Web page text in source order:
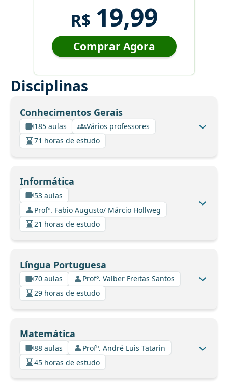
R$ 19,99
Comprar Agora
Disciplinas
Conhecimentos Gerais
185 aulas
Vários professores
71 horas de estudo
Informática
53 aulas
Profº. Fabio Augusto/ Márcio Hollweg
21 horas de estudo
Língua Portuguesa
70 aulas
Profº. Valber Freitas Santos
29 horas de estudo
Matemática
88 aulas
Profº. André Luis Tatarin
45 horas de estudo